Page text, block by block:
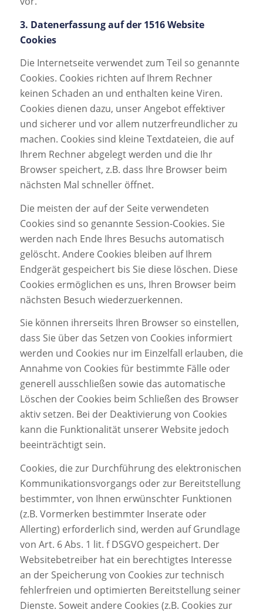
3. Datenerfassung auf der 1516 Website
Cookies
Die Internetseite verwendet zum Teil so genannte
Cookies. Cookies richten auf Ihrem Rechner
keinen Schaden an und enthalten keine Viren.
Cookies dienen dazu, unser Angebot effektiver
und sicherer und vor allem nutzerfreundlicher zu
machen. Cookies sind kleine Textdateien, die auf
Ihrem Rechner abgelegt werden und die Ihr
Browser speichert, z.B. dass Ihre Browser beim
nächsten Mal schneller öffnet.
Die meisten der auf der Seite verwendeten
Cookies sind so genannte Session-Cookies. Sie
werden nach Ende Ihres Besuchs automatisch
gelöscht. Andere Cookies bleiben auf Ihrem
Endgerät gespeichert bis Sie diese löschen. Diese
Cookies ermöglichen es uns, Ihren Browser beim
nächsten Besuch wiederzuerkennen.
Sie können ihrerseits Ihren Browser so einstellen,
dass Sie über das Setzen von Cookies informiert
werden und Cookies nur im Einzelfall erlauben, die
Annahme von Cookies für bestimmte Fälle oder
generell ausschließen sowie das automatische
Löschen der Cookies beim Schließen des Browser
aktiv setzen. Bei der Deaktivierung von Cookies
kann die Funktionalität unserer Website jedoch
beeinträchtigt sein.
Cookies, die zur Durchführung des elektronischen
Kommunikationsvorgangs oder zur Bereitstellung
bestimmter, von Ihnen erwünschter Funktionen
(z.B. Vormerken bestimmter Inserate oder
Allerting) erforderlich sind, werden auf Grundlage
von Art. 6 Abs. 1 lit. f DSGVO gespeichert. Der
Websitebetreiber hat ein berechtigtes Interesse
an der Speicherung von Cookies zur technisch
fehlerfreien und optimierten Bereitstellung seiner
Dienste. Soweit andere Cookies (z.B. Cookies zur